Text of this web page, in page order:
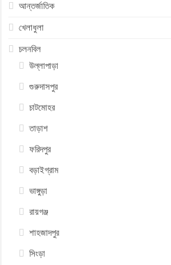
আন্তর্জাতিক
খেলাধুলা
চলনবিল
উল্লাপাড়া
গুরুদাসপুর
চাটমোহর
তাড়াশ
ফরিদপুর
বড়াইগ্রাম
ভাঙ্গুড়া
রায়গঞ্জ
শাহজাদপুর
সিংড়া